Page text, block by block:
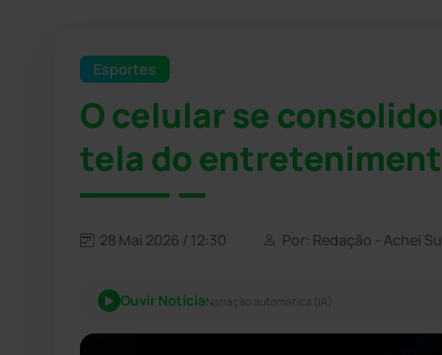
Esportes
O celular se
tela do
28 Mai 2026 / 12:30 Por: Redação - Achei
Ouvir NotíciaNarração automática (IA)